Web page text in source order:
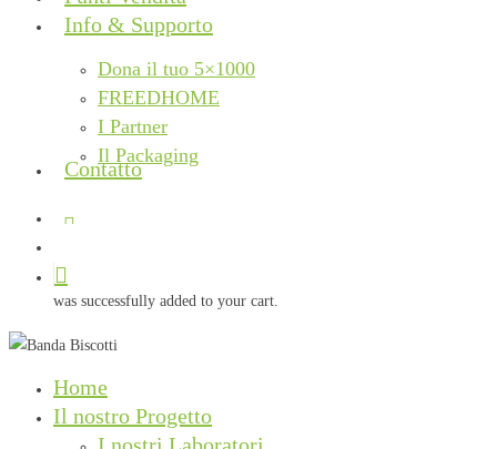
Info & Supporto
Dona il tuo 5×1000
FREEDHOME
I Partner
Il Packaging
Contatto
facebook
was successfully added to your cart.
Home
Il nostro Progetto